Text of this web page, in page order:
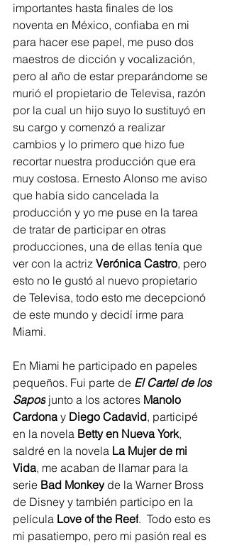
importantes hasta finales de los
noventa en México, confiaba en mi
para hacer ese papel, me puso dos
maestros de dicción y vocalización,
pero al año de estar preparándome se
murió el propietario de Televisa, razón
por la cual un hijo suyo lo sustituyó en
su cargo y comenzó a realizar
cambios y lo primero que hizo fue
recortar nuestra producción que era
muy costosa. Ernesto Alonso me aviso
que había sido cancelada la
producción y yo me puse en la tarea
de tratar de participar en otras
producciones, una de ellas tenía que
ver con la actriz Verónica Castro, pero
esto no le gustó al nuevo propietario
de Televisa, todo esto me decepcionó
de este mundo y decidí irme para
Miami.
En Miami he participado en papeles
pequeños. Fui parte de El Cartel de los
Sapos junto a los actores Manolo
Cardona y Diego Cadavid, participé
en la novela Betty en Nueva York,
saldré en la novela La Mujer de mi
Vida, me acaban de llamar para la
serie Bad Monkey de la Warner Bross
de Disney y también participo en la
película Love of the Reef.  Todo esto es
mi pasatiempo, pero mi pasión real es